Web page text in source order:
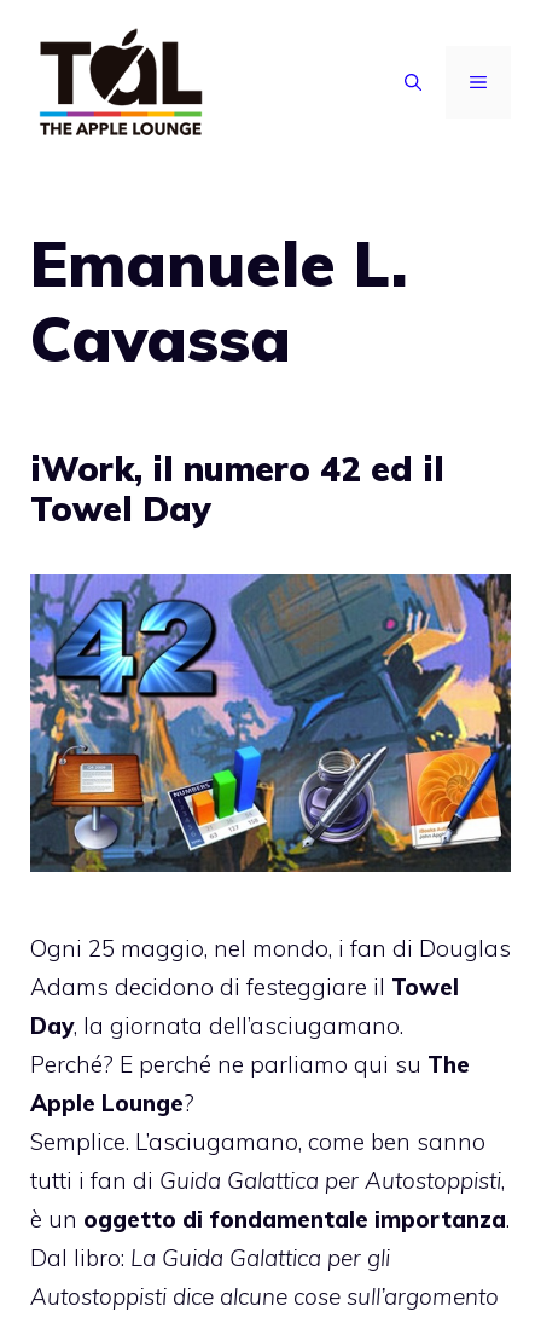
contenuto
MENU
Emanuele L.
Cavassa
iWork, il numero 42 ed il
Towel Day
Ogni 25 maggio, nel mondo, i fan di Douglas
Adams decidono di festeggiare il Towel
Day, la giornata dell’asciugamano.
Perché? E perché ne parliamo qui su The
Apple Lounge?
Semplice. L’asciugamano, come ben sanno
tutti i fan di Guida Galattica per Autostoppisti,
è un oggetto di fondamentale importanza.
Dal libro: La Guida Galattica per gli
Autostoppisti dice alcune cose sull’argomento